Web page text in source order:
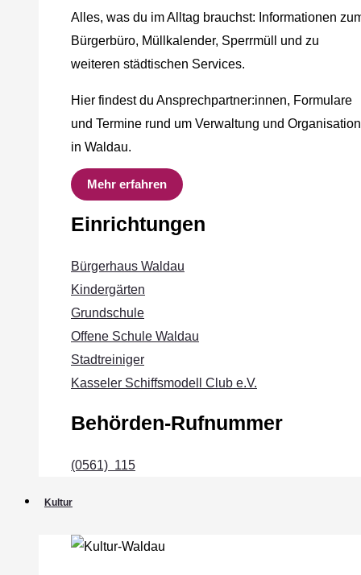
Alles, was du im Alltag brauchst: Informationen
Bürgerbüro, Müllkalender, Sperrmüll und zu
weiteren städtischen Services.
Hier findest du Ansprechpartner:innen, Formulare
und Termine rund um Verwaltung und Organisation
in Waldau.
Mehr erfahren
Einrichtungen
Bürgerhaus Waldau
Kindergärten
Grundschule
Offene Schule Waldau
Stadtreiniger
Kasseler Schiffsmodell Club e.V.
Behörden-Rufnummer
(0561) 115
Kultur